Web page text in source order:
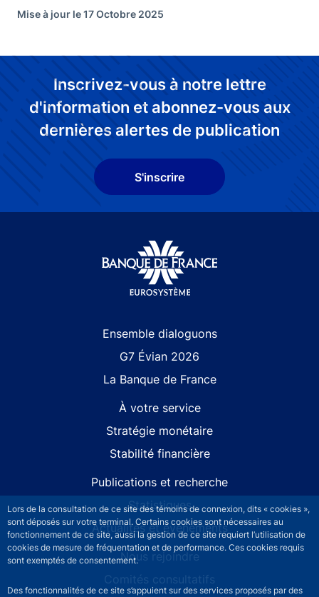
Lors de la consultation de ce site des témoins de connexion, dits « cookies »,
sont déposés sur votre terminal. Certains cookies sont nécessaires au
fonctionnement de ce site, aussi la gestion de ce site requiert l’utilisation de
cookies de mesure de fréquentation et de performance. Ces cookies requis
sont exemptés de consentement.
Des fonctionnalités de ce site s’appuient sur des services proposés par des
Mise à jour le 17 Octobre 2025
Inscrivez-vous à notre lettre
d'information et abonnez-vous aux
dernières alertes de publication
S'inscrire
Ensemble dialoguons
G7 Évian 2026
La Banque de France
À votre service
Stratégie monétaire
Stabilité financière
Publications et recherche
Statistiques
Actualités et événements
Nous rejoindre
Comités consultatifs